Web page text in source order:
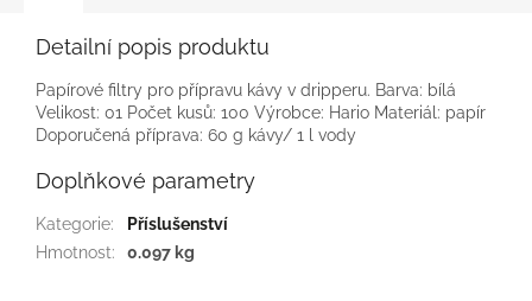
Detailní popis produktu
Papírové filtry pro přípravu kávy v dripperu. Barva: bílá
Velikost: 01 Počet kusů: 100 Výrobce: Hario Materiál: papír
Doporučená příprava: 60 g kávy/ 1 l vody
Doplňkové parametry
Kategorie:
Příslušenství
Hmotnost: 0.097 kg